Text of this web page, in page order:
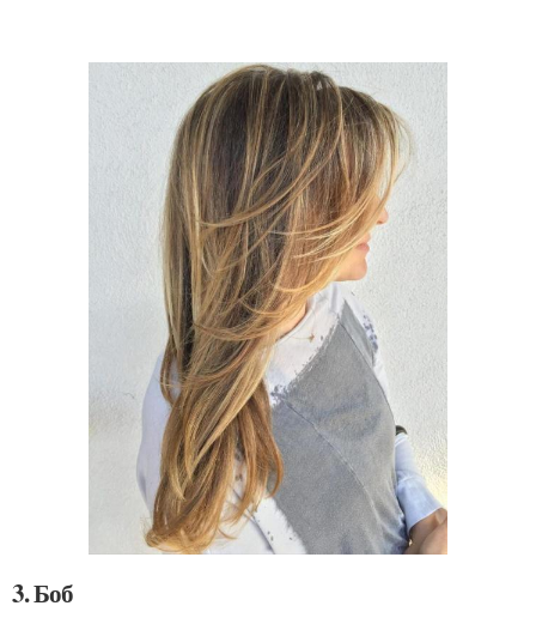
3. Боб